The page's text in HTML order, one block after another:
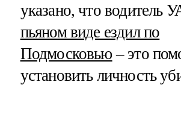
указано, что водитель
пьяном виде ездил по
Подмосковью– это
установить личность